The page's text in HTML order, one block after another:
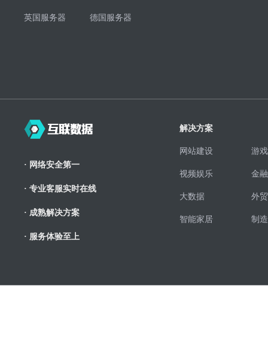
英国服务器 德国服务器
· 网络安全第一
· 专业客服实时在线
· 成熟解决方案
· 服务体验至上
解决方案
网站建设 游
视频娱乐 金
大数据 外
智能家居 制